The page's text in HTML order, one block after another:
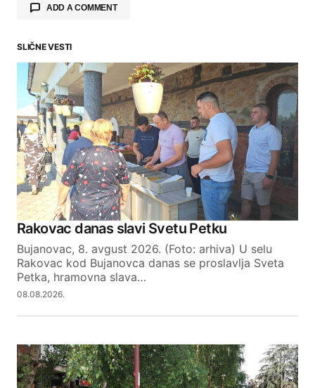
ADD A COMMENT
Your email address will not be published.
Required fields are marked*
Comment*
Your Name
Your E-mail
SLIČNE VESTI
Rakovac danas slavi Svetu Petku
Bujanovac, 8. avgust 2026. (Foto: arhiva) U selu
Rakovac kod Bujanovca danas se proslavlja Sveta
Petka, hramovna slava…
08.08.2026.